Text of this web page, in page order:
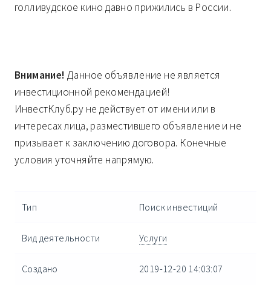
голливудское кино давно прижились в России.
Внимание! Данное объявление не является
инвестиционной рекомендацией!
ИнвестКлуб.ру не действует от имени или в
интересах лица, разместившего объявление и не
призывает к заключению договора. Конечные
условия уточняйте напрямую.
Тип Поиск инвестиций
Вид деятельности Услуги
Создано 2019-12-20 14:03:07